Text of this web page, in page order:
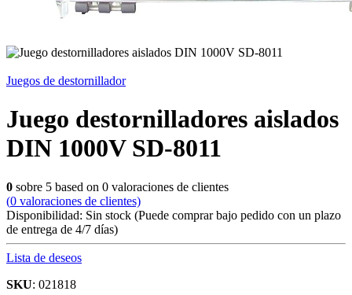
Juegos de destornillador
Juego destornilladores aislados
DIN 1000V SD-8011
0 sobre 5 based on 0 valoraciones de clientes
(0 valoraciones de clientes)
Disponibilidad: Sin stock (Puede comprar bajo pedido con un plazo
de entrega de 4/7 días)
Lista de deseos
SKU: 021818